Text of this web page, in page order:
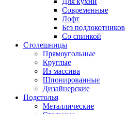
Современные
Лофт
Без подлокотников
Со спинкой
Столешницы
Прямоугольные
Круглые
Из массива
Шпонированные
Дизайнерские
Подстолья
Металлические